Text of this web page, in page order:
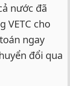
nước đã
VETC cho
ngay
đổi qua